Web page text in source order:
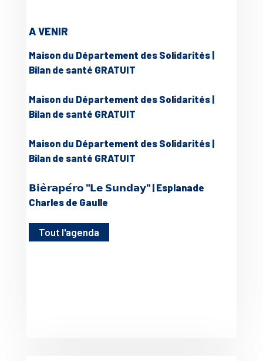
A VENIR
Maison du Département des Solidarités |
Bilan de santé GRATUIT
Maison du Département des Solidarités |
Bilan de santé GRATUIT
Maison du Département des Solidarités |
Bilan de santé GRATUIT
𝗕𝗶𝗲̀𝗿𝗮𝗽𝗲́𝗿𝗼 "𝗟𝗲 𝗦𝘂𝗻𝗱𝗮𝘆" | Esplanade
Charles de Gaulle
Tout l'agenda